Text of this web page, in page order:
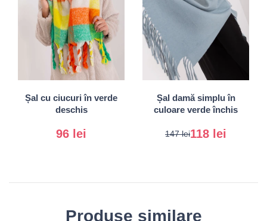
Șal cu ciucuri în verde
deschis
96 lei
Șal damă simplu în
culoare verde închis
118 lei
147 lei
Produse similare